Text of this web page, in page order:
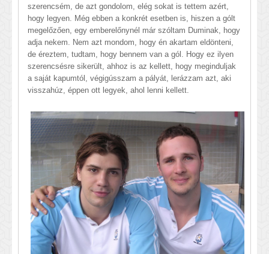
szerencsém, de azt gondolom, elég sokat is tettem azért,
hogy legyen. Még ebben a konkrét esetben is, hiszen a gólt
megelőzően, egy emberelőnynél már szóltam Duminak, hogy
adja nekem. Nem azt mondom, hogy én akartam eldönteni,
de éreztem, tudtam, hogy bennem van a gól. Hogy ez ilyen
szerencsésre sikerült, ahhoz is az kellett, hogy meginduljak
a saját kapumtól, végigússzam a pályát, lerázzam azt, aki
visszahúz, éppen ott legyek, ahol lenni kellett.